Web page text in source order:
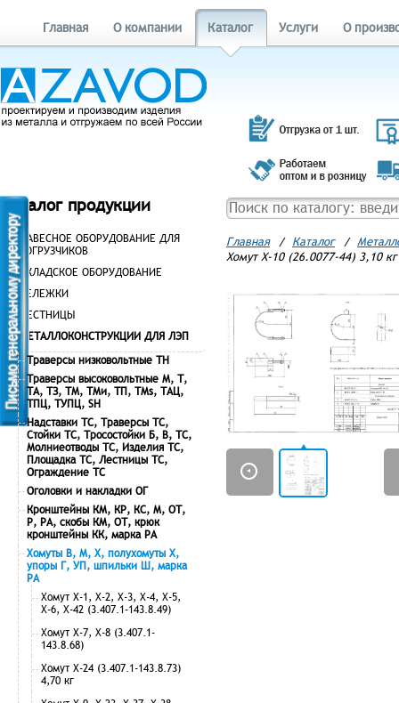
Главная О компании Каталог Услуги О
Каталог продукции
НАВЕСНОЕ ОБОРУДОВАНИЕ ДЛЯ
ПОГРУЗЧИКОВ
СКЛАДСКОЕ ОБОРУДОВАНИЕ
ТЕЛЕЖКИ
ЛЕСТНИЦЫ
МЕТАЛЛОКОНСТРУКЦИИ ДЛЯ ЛЭП
Траверсы низковольтные ТН
Траверсы высоковольтные М, Т,
ТА, ТЗ, ТМ, ТМи, ТП, ТМs, ТАЦ,
ТПЦ, ТУПЦ, SH
Надставки ТС, Траверсы ТС,
Стойки ТС, Тросостойки Б, В, ТС,
Молниеотводы ТС, Изделия ТС,
Площадка ТС, Лестницы ТС,
Ограждение ТС
Оголовки и накладки ОГ
Кронштейны КМ, КР, КС, М, ОТ,
Р, РА, скобы КМ, ОТ, крюк
кронштейны КК, марка РА
Хомуты В, М, Х, полухомуты Х,
упоры Г, УП, шпильки Ш, марка
РА
Хомут Х-1, Х-2, Х-3, Х-4, Х-5,
Х-6, Х-42 (3.407.1-143.8.49)
Хомут Х-7, Х-8 (3.407.1-
143.8.68)
Хомут Х-24 (3.407.1-143.8.73)
4,70 кг
Главная / Каталог /
Хомут Х-10 (26.0077-44) 3,10 кг